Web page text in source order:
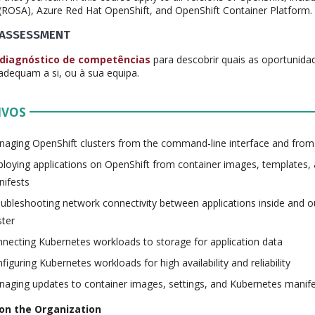
Azure Red Hat OpenShift, and OpenShift Container Platform.
diagnóstico de competências para descobrir quais as
a si, ou à sua equipa.
OpenShift clusters from the command-line interface and
applications on OpenShift from container images, templates,
network connectivity between applications inside and
Kubernetes workloads to storage for application data
Kubernetes workloads for high availability and reliability
updates to container images, settings, and Kubernetes
the Organization